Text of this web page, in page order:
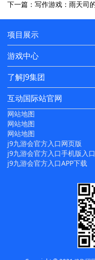
项目展示
游戏中心
了解J9集团
互动国际站官网
网站地图
网站地图
网站地图
j9九游会官方入口网页版
j9九游会官方入口手机版入口
j9九游会官方入口APP下载